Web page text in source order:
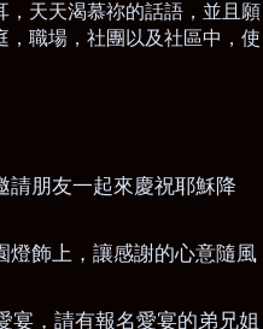
天天渴慕祢的話語，並且願
職場，社團以及社區中，使
請朋友一起來慶祝耶穌降
燈飾上，讓感謝的心意隨風
宴，請有報名愛宴的弟兄姐